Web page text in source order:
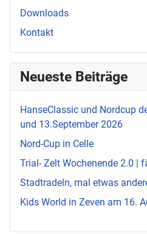
Downloads
Kontakt
Neueste Beiträge
HanseClassic und Nordcup
und 13.September 2026
Nord-Cup in Celle
Trial- Zelt Wochenende 2.0 |
Stadtradeln, mal etwas
Kids World in Zeven am 16.